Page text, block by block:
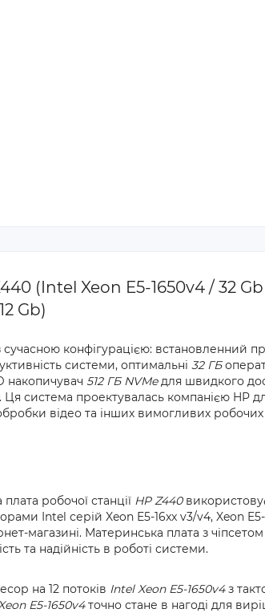
(Intel Xeon E5-1650v4 / 32
Gb)
сучасною конфігурацією: встановленний
системи, оптимальні 32 ГБ
накопичувач 512 ГБ NVMeдля швидкого
. Ця система проектувалась компанією HP
відео та інших вимогливих
робочої станції HP Z440
Intel серій Xeon E5-16xx v3/v4, Xeon
магазині. Материнська плата з чіпсетом
та надійність в роботі системи.
на 12 потоків Intel Xeon E5-1650v4з
E5-1650v4точно стане в нагоді для